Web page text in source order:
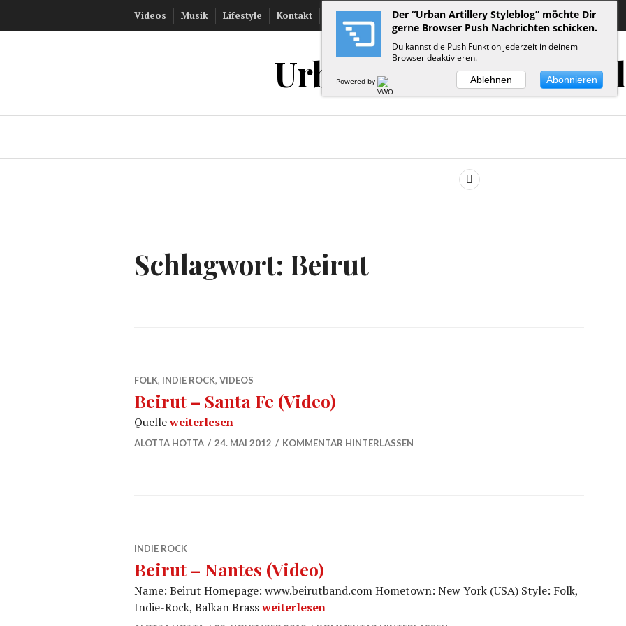
Inhalt
Videos Musik Lifestyle Kontakt Impressum
Urban Artillery
SUCHE
Schlagwort: Beirut
FOLK, INDIE ROCK, VIDEOS
Beirut – Santa Fe (Video)
QuelleBeirut – Santa Fe (Video)
weiterlesen
ALOTTA HOTTA 24. MAI 2012 KOMMENTAR HINTERLASSEN
INDIE ROCK
Beirut – Nantes (Video)
Name: Beirut Homepage: www.beirutband.com Hometown: New York (USA) Style: Folk,
Indie-Rock, Balkan BrassBeirut – Nantes (Video)
weiterlesen
Der “Urban Artillery Styleblog” möchte Dir
gerne Browser Push Nachrichten schicken.
Du kannst die Push Funktion jederzeit in deinem
Browser deaktivieren.
Powered by Ablehnen Abonnieren